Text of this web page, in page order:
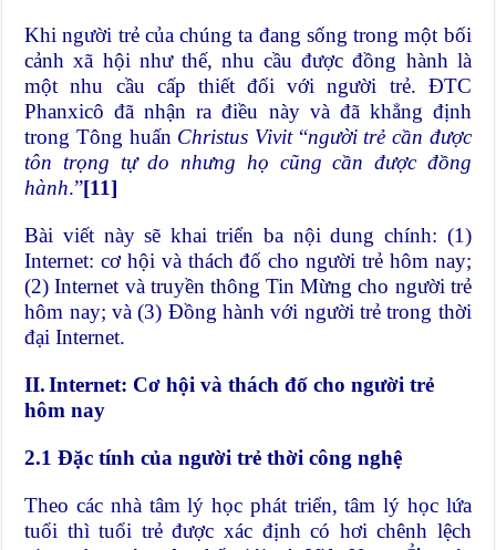
Khi người trẻ của chúng ta đang sống trong một bối
cảnh xã hội như thế, nhu cầu được đồng hành là
một nhu cầu cấp thiết đối với người trẻ. ĐTC
Phanxicô đã nhận ra điều này và đã khẳng định
trong Tông huấn Christus Vivit“người trẻ cần được
tôn trọng tự do nhưng họ cũng cần được đồng
hành.”[11]
Bài viết này sẽ khai triển ba nội dung chính: (1)
Internet: cơ hội và thách đố cho người trẻ hôm nay;
(2) Internet và truyền thông Tin Mừng cho người trẻ
hôm nay; và (3) Đồng hành với người trẻ trong thời
đại Internet.
II. Internet: Cơ hội và thách đố cho người trẻ
hôm nay
2.1 Đặc tính của người trẻ thời công nghệ
Theo các nhà tâm lý học phát triển, tâm lý học lứa
tuổi thì tuổi trẻ được xác định có hơi chênh lệch